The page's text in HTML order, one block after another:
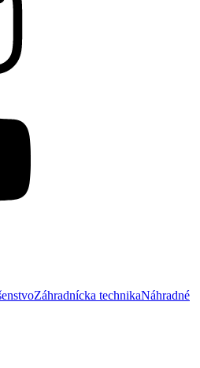
Záhradnícka technikaNáhradné